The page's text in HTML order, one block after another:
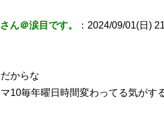
ん＠涙目です。 ：2024/09/01(日)
からな
10毎年曜日時間変わってる気がす